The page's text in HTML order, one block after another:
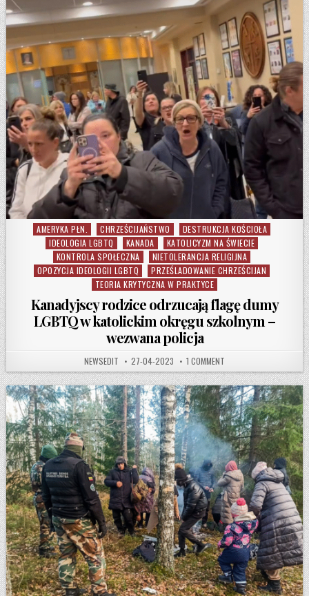
Posted in
AMERYKA PŁN. CHRZEŚCIJAŃSTWO
DESTRUKCJA KOŚCIOŁA
IDEOLOGIA LGBTQ
KANADA
KATOLICYZM NA ŚWIECIE
KONTROLA SPOŁECZNA
NIETOLERANCJA RELIGIJNA
OPOZYCJA IDEOLOGII LGBTQ
PRZEŚLADOWANIE CHRZEŚCIJAN
TEORIA KRYTYCZNA W PRAKTYCE
Kanadyjscy rodzice odrzucają flagę dumy
LGBTQ w katolickim okręgu szkolnym –
wezwana policja
AUTHOR:
NEWSEDIT PUBLISHED DATE:
27-04-2023 1 COMMENT ON KANADYJSCY